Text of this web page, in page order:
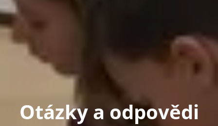
Otázky a odpovědi